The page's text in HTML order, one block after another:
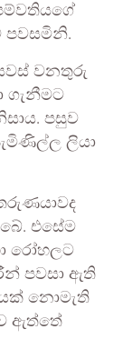
පවසමිනි.
වනතුරු
ගැනීමට
පසුව
ලියා
එසේම
රෝහලට
පවසා ඇති
නොමැති
ඇත්තේ